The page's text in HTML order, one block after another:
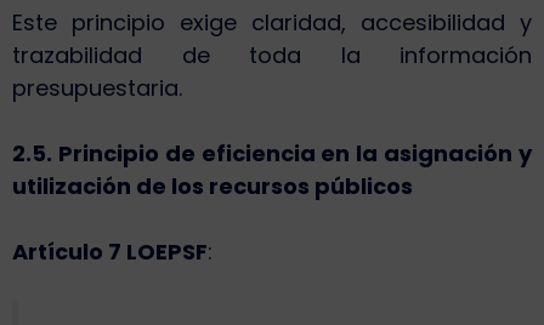
Este principio exige claridad, accesibilidad y
trazabilidad de toda la información
presupuestaria.
2.5. Principio de eficiencia en la asignación y
utilización de los recursos públicos
Artículo 7 LOEPSF: